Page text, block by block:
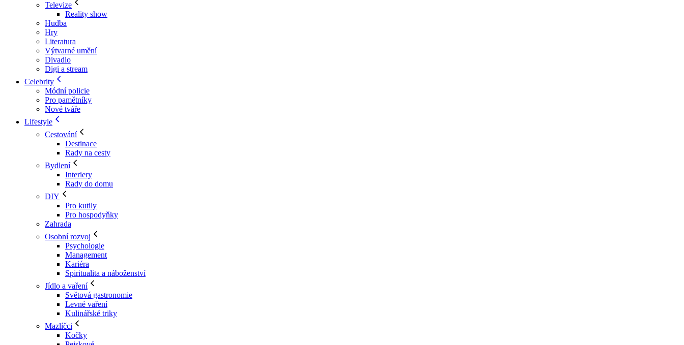
Televize
Reality show
Hudba
Hry
Literatura
Výtvarné umění
Divadlo
Digi a stream
Celebrity
Módní policie
Pro pamětníky
Nové tváře
Lifestyle
Cestování
Destinace
Rady na cesty
Bydlení
Interiery
Rady do domu
DIY
Pro kutily
Pro hospodyňky
Zahrada
Osobní rozvoj
Psychologie
Management
Kariéra
Spiritualita a náboženství
Jídlo a vaření
Světová gastronomie
Levné vaření
Kulinářské triky
Mazlíčci
Kočky